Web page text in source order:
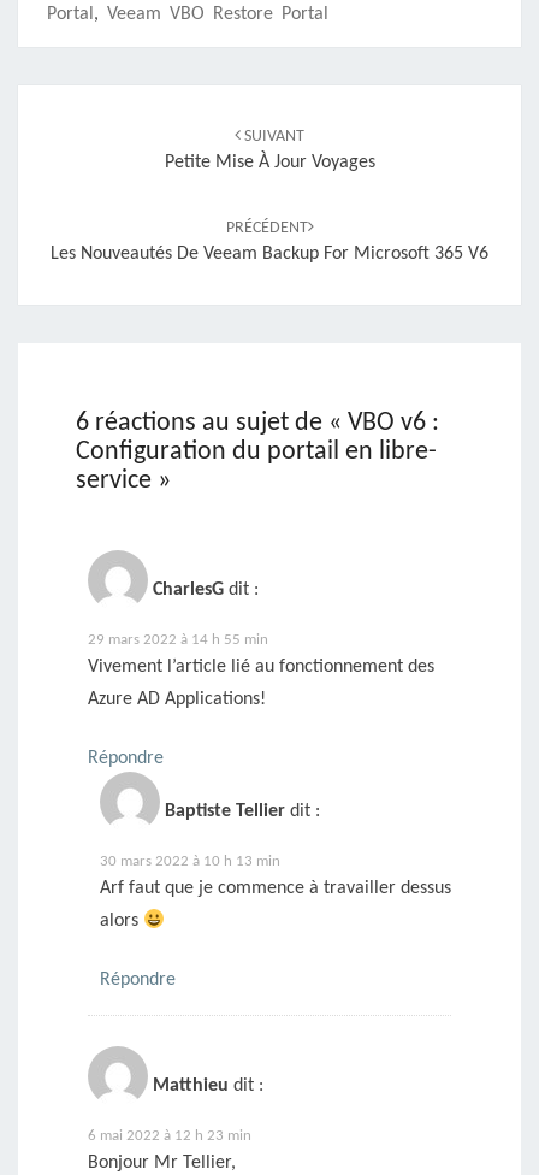
Portal , Veeam VBO Restore Portal
SUIVANT
Petite Mise À Jour Voyages
PRÉCÉDENT
Les Nouveautés De Veeam Backup For Microsoft 365 V6
6 réactions au sujet de « VBO v6 :
Configuration du portail en libre-
service »
CharlesG dit :
29 mars 2022 à 14 h 55 min
Vivement l’article lié au fonctionnement des
Azure AD Applications!
Répondre
Baptiste Tellier dit :
30 mars 2022 à 10 h 13 min
Arf faut que je commence à travailler dessus
alors
Répondre
Matthieu dit :
6 mai 2022 à 12 h 23 min
Bonjour Mr Tellier,